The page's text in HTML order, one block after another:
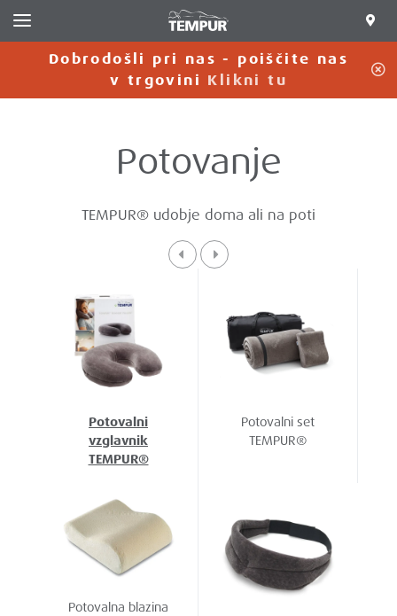
Dobrodošli pri nas - poiščite nas
v trgovini Klikni tu
Potovanje
TEMPUR® udobje doma ali na poti
PreviousNext
Potovalni
vzglavnik
TEMPUR®
Potovalni set
TEMPUR®
Potovalna blazina